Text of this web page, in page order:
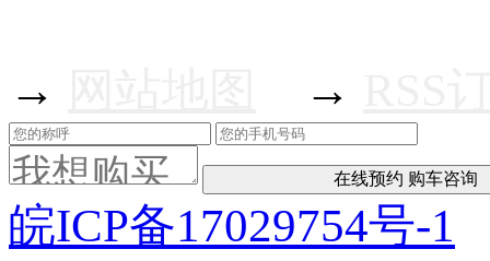
→ →
皖ICP备17029754号-1